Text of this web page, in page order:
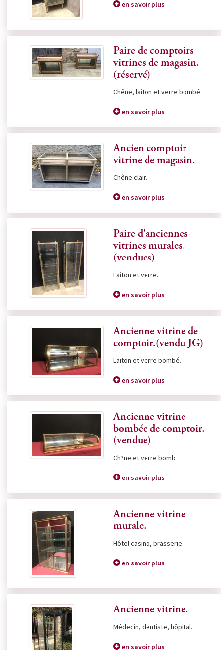
en savoir plus
Paire de comptoirs
vitrines de magasin.
(réservé)
Chêne, laiton et verre bombé.
en savoir plus
Ancien comptoir
vitrine de magasin.
Chêne clair.
en savoir plus
Paire d'anciennes
vitrines murales.
(vendues)
Laiton et verre.
en savoir plus
Ancienne vitrine de
comptoir.(vendu JG)
Laiton et verre bombé.
en savoir plus
Ancienne vitrine
bombée de comptoir.
(vendue)
Ch?ne et verre bomb
en savoir plus
Ancienne vitrine
murale.
Hôtel casino, brasserie.
en savoir plus
Ancienne vitrine.
Médecin, dentiste, hôpital.
en savoir plus